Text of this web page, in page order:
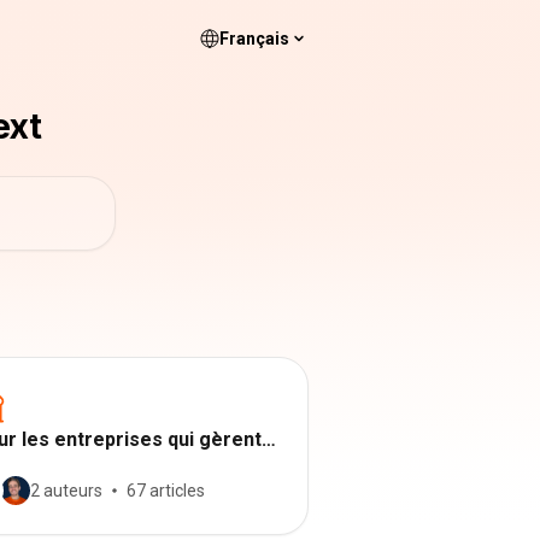
Français
les entreprises qui gèrent
2 auteurs 67 articles